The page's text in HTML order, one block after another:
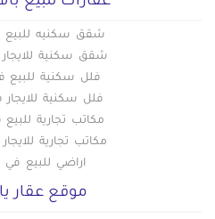
شقق سكنيه للبيع
شقق سكنية للايجار
فلل سكنية للبيع
فلل سكنية للايجار
مكاتب تجارية
مكاتب تجارية
اراضي للبيع في
موقع عقار